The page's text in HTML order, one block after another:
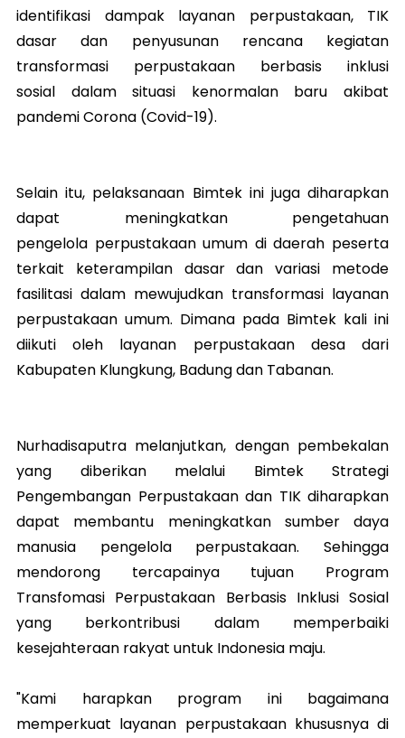
identifikasi dampak layanan perpustakaan, TIK
dasar dan penyusunan rencana kegiatan
transformasi perpustakaan berbasis inklusi
sosial dalam situasi kenormalan baru akibat
pandemi Corona (Covid-19).
Selain itu, pelaksanaan Bimtek ini juga diharapkan
dapat meningkatkan pengetahuan
pengelola perpustakaan umum di daerah peserta
terkait keterampilan dasar dan variasi metode
fasilitasi dalam mewujudkan transformasi layanan
perpustakaan umum. Dimana pada Bimtek kali ini
diikuti oleh layanan perpustakaan desa dari
Kabupaten Klungkung, Badung dan Tabanan.
Nurhadisaputra melanjutkan, dengan pembekalan
yang diberikan melalui Bimtek Strategi
Pengembangan Perpustakaan dan TIK diharapkan
dapat membantu meningkatkan sumber daya
manusia pengelola perpustakaan. Sehingga
mendorong tercapainya tujuan Program
Transfomasi Perpustakaan Berbasis Inklusi Sosial
yang berkontribusi dalam memperbaiki
kesejahteraan rakyat untuk Indonesia maju.
"Kami harapkan program ini bagaimana
memperkuat layanan perpustakaan khususnya di